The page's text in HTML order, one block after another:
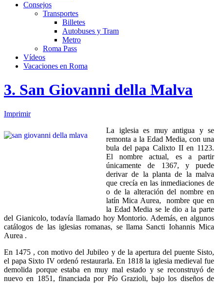
Consejos
Transportes
Billetes
Autobuses y Tram
Metro
Roma Pass
Vídeos
Vacaciones en Roma
3. San Giovanni della Malva
Imprimir
La iglesia es muy antigua y se
remonta a la Edad Media, con una
bula del papa Calixto II en 1123.
El nombre actual, es a partir
únicamente de 1367, y puede
derivar de la planta de la malva
que crecía en las inmediaciones de
o de la alteración del nombre en
latín Mica Aurea, nombre que en
la Edad Media se le dio a la parte
del Gianicolo, todavía llamado hoy Montorio. Además, en algunos
catálogos de las iglesias romanas, se llama Sancti Iohannis Mica
Aurea .
En 1475 , con motivo del Jubileo y de la apertura del puente Sisto,
el papa Sixto IV ordenó restaurarla. En 1818 la iglesia medieval fue
demolida porque estaba en muy mal estado y se reconstruyó de
nuevo en 1851, financiada por Pío Grazioli, bajo los diseños de